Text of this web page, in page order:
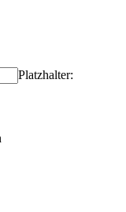
Platzhalter: